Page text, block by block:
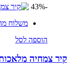
-43%
משלוח
הוספה לסל
קיר צמחיה